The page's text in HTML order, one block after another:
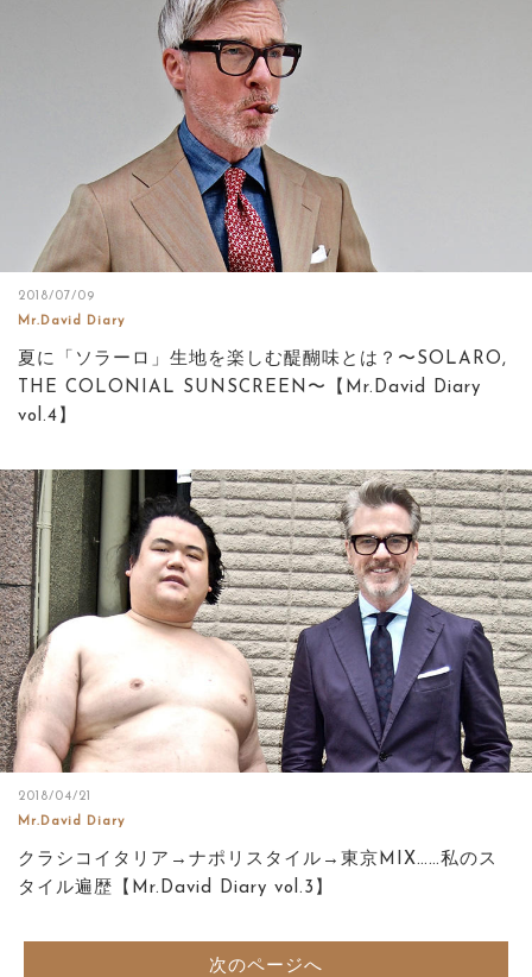
2018/07/09
Mr.David Diary
夏に「ソラーロ」生地を楽しむ醍醐味とは？〜SOLARO,
THE COLONIAL SUNSCREEN〜【Mr.David Diary
vol.4】
2018/04/21
Mr.David Diary
クラシコイタリア→ナポリスタイル→東京MIX……私のス
タイル遍歴【Mr.David Diary vol.3】
次のページへ